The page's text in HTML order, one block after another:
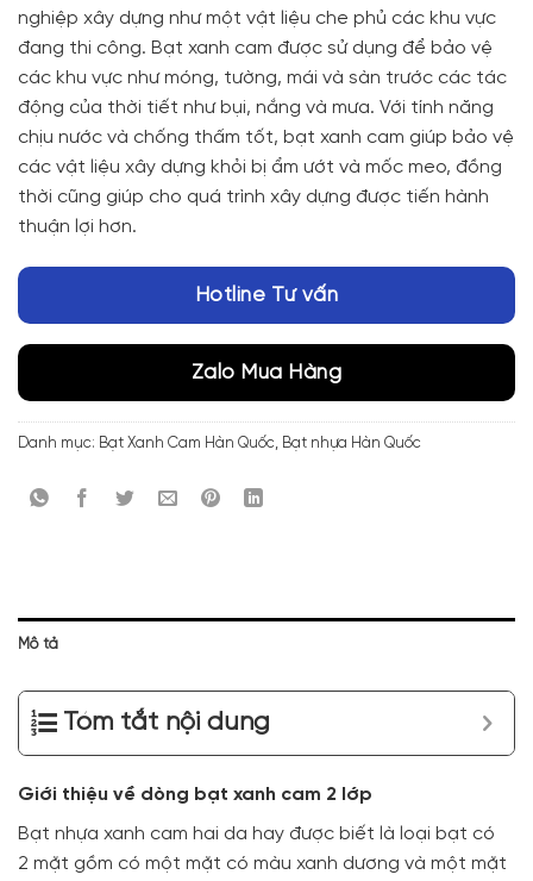
nghiệp xây dựng như một vật liệu che phủ các khu vực
đang thi công. Bạt xanh cam được sử dụng để bảo vệ
các khu vực như móng, tường, mái và sàn trước các tác
động của thời tiết như bụi, nắng và mưa. Với tính năng
chịu nước và chống thấm tốt, bạt xanh cam giúp bảo vệ
các vật liệu xây dựng khỏi bị ẩm ướt và mốc meo, đồng
thời cũng giúp cho quá trình xây dựng được tiến hành
thuận lợi hơn.
Hotline Tư vấn
Zalo Mua Hàng
Danh mục: Bạt Xanh Cam Hàn Quốc, Bạt nhựa Hàn Quốc
Mô tả
Tóm tắt nội dung
Giới thiệu về dòng bạt xanh cam 2 lớp
Bạt nhựa xanh cam hai da hay được biết là loại bạt có
2 mặt gồm có một mặt có màu xanh dương và một mặt